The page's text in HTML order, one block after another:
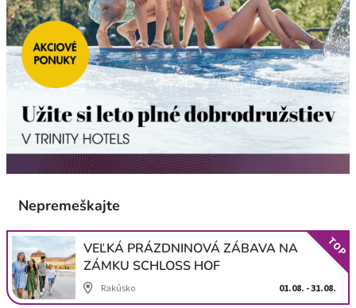
Nepremeškajte
VEĽKÁ PRÁZDNINOVÁ ZÁBAVA NA
ZÁMKU SCHLOSS HOF
Rakúsko 01.08. - 31.08.
TOP